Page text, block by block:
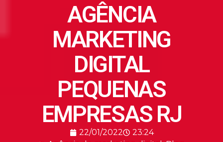
AGÊNCIA
MARKETING
DIGITAL
PEQUENAS
EMPRESAS RJ
22/01/2022
23:24